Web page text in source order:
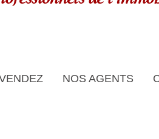
VENDEZ NOS AGENTS